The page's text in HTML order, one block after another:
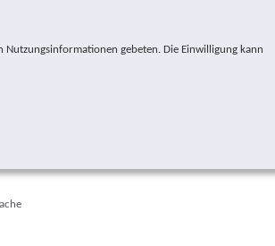
gebeten. Die Einwilligung kann